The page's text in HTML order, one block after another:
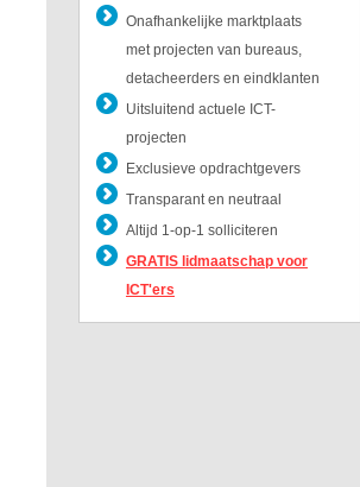
Onafhankelijke marktplaats
met projecten van bureaus,
detacheerders en eindklanten
Uitsluitend actuele ICT-
projecten
Exclusieve opdrachtgevers
Transparant en neutraal
Altijd 1-op-1 solliciteren
GRATIS lidmaatschap voor
ICT'ers